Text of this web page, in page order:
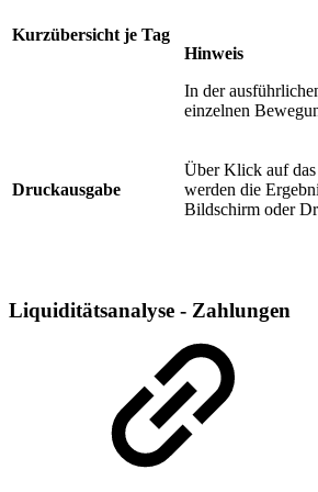
Kurzübersicht je Tag
Hinweis
In der
einzelnen
Druckausgabe
Über Klick auf
werden die
Bildschirm oder
Liquiditätsanalyse - Zahlungen